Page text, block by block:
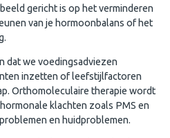
gericht is op het verminderen
van je hormoonbalans of het
dat we voedingsadviezen
inzetten of leefstijlfactoren
Orthomoleculaire therapie wordt
klachten zoals PMS en
en huidproblemen.